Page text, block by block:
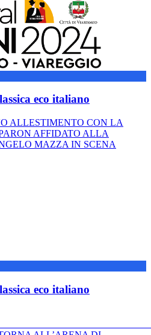
eco italiano
ALLESTIMENTO CON LA
AFFIDATO ALLA
MAZZA IN SCENA
eco italiano